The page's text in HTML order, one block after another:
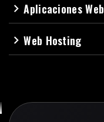
navigate_nextAplicaciones Web
navigate_nextWeb Hosting